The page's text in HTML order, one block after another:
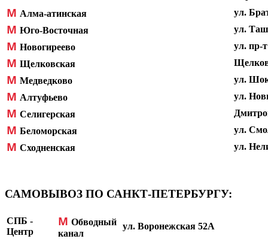
М Алма-атинская ул.
М Юго-Восточная ул.
М Новогиреево ул. пр-
М Щелковская
М Медведково ул.
М Алтуфьево ул.
М Селигерская
М Беломорская ул.
М Сходненская ул.
САМОВЫВОЗ ПО САНКТ-ПЕТЕРБУРГУ:
СПБ -
Центр
М Обводный
канал
ул. Воронежская 52А